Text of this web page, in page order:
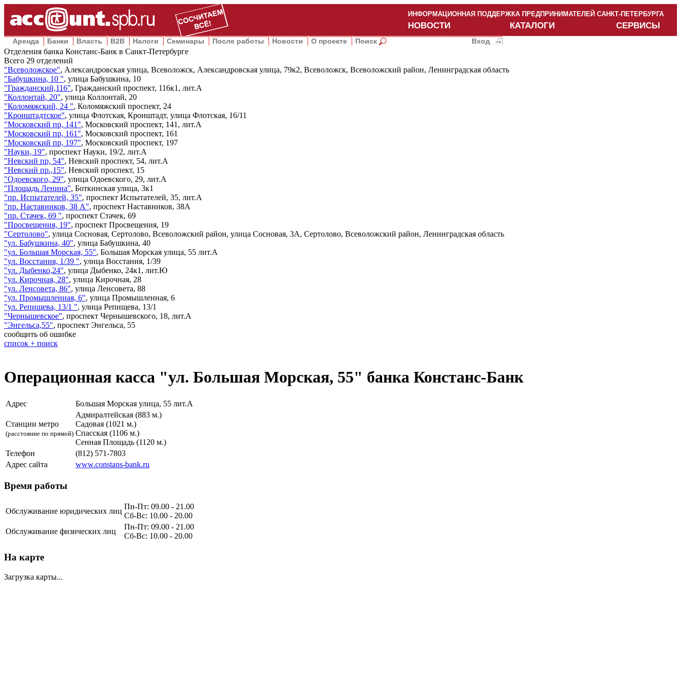
ИНФОРМАЦИОННАЯ ПОДДЕРЖКА ПРЕДПРИНИМАТЕЛЕЙ САНКТ-ПЕТЕРБУРГА
НОВОСТИ КАТАЛОГИ СЕРВИСЫ
Аренда Банки Власть B2B Налоги Семинары После работы Новости О проекте Поиск Вход
Отделения банка Констанс-Банк в Санкт-Петербурге
Всего 29 отделений
"Всеволожское", Александровская улица, Всеволожск, Александровская улица, 79к2, Всеволожск, Всеволожский район, Ленинградская область
"Бабушкина, 10 ", улица Бабушкина, 10
"Гражданский,116", Гражданский проспект, 116к1, лит.А
"Коллонтай, 20", улица Коллонтай, 20
"Коломяжский, 24 ", Коломяжский проспект, 24
"Кронштадтское", улица Флотская, Кронштадт, улица Флотская, 16/11
"Московский пр, 141", Московский проспект, 141, лит.А
"Московский пр, 161", Московский проспект, 161
"Московский пр, 197", Московский проспект, 197
"Науки, 19", проспект Науки, 19/2, лит.А
"Невский пр, 54", Невский проспект, 54, лит.А
"Невский пр.,15", Невский проспект, 15
"Одоевского, 29", улица Одоевского, 29, лит.А
"Площадь Ленина", Боткинская улица, 3к1
"пр. Испытателей, 35", проспект Испытателей, 35, лит.А
"пр. Наставников, 38 А", проспект Наставников, 38А
"пр. Стачек, 69 ", проспект Стачек, 69
"Просвещения, 19", проспект Просвещения, 19
"Сертолово", улица Сосновая, Сертолово, Всеволожский район, улица Сосновая, 3А, Сертолово, Всеволожский район, Ленинградская область
"ул. Бабушкина, 40", улица Бабушкина, 40
"ул. Большая Морская, 55", Большая Морская улица, 55 лит.А
"ул. Восстания, 1/39 ", улица Восстания, 1/39
"ул. Дыбенко,24", улица Дыбенко, 24к1, лит.Ю
"ул. Кирочная, 28", улица Кирочная, 28
"ул. Ленсовета, 86", улица Ленсовета, 88
"ул. Промышленная, 6", улица Промышленная, 6
"ул. Репищева, 13/1 ", улица Репищева, 13/1
"Чернышевское", проспект Чернышевского, 18, лит.А
"Энгельса,55", проспект Энгельса, 55
сообщить об ошибке
список + поиск
Операционная касса "ул. Большая Морская, 55" банка Констанс-Банк
Адрес Большая Морская улица, 55 лит.А
Станции метро
(расстояние по прямой)
Адмиралтейская (883 м.)
Садовая (1021 м.)
Спасская (1106 м.)
Сенная Площадь (1120 м.)
Телефон
(812) 571-7803
Адрес сайта
www.constans-bank.ru
Время работы
Обслуживание юридических лиц
Пн-Пт: 09.00 - 21.00
Сб-Вс: 10.00 - 20.00
Обслуживание физических лиц
Пн-Пт: 09.00 - 21.00
Сб-Вс: 10.00 - 20.00
На карте
Загрузка карты...